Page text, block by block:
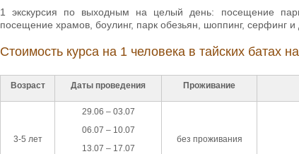
1 экскурсия по выходным на целый день: посещение
посещение храмов, боулинг, парк обезьян, шоппинг, серфинг и
Стоимость курса на 1 человека в тайских батах
Возраст Даты проведения Проживание
3-5 лет
29.06 – 03.07
06.07 – 10.07
13.07 – 17.07
без проживания